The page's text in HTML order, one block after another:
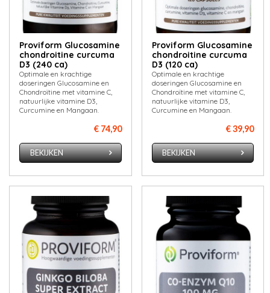
Proviform Glucosamine
chondroitine curcuma
D3 (240 ca)
Optimale en krachtige
doseringen Glucosamine en
Chondroïtine met vitamine C,
natuurlijke vitamine D3,
Curcumine en Mangaan.
€ 74,90
BEKIJKEN
Proviform Glucosamine
chondroitine curcuma
D3 (120 ca)
Optimale en krachtige
doseringen Glucosamine en
Chondroïtine met vitamine C,
natuurlijke vitamine D3,
Curcumine en Mangaan.
€ 39,90
BEKIJKEN